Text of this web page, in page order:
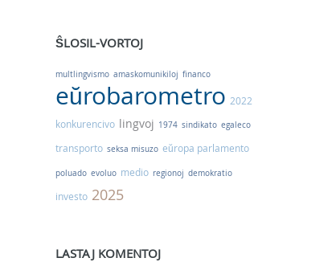
ŜLOSIL-VORTOJ
multlingvismo amaskomunikiloj financo
eŭrobarometro 2022
konkurencivo lingvoj 1974 sindikato egaleco
transporto seksa misuzo eŭropa parlamento
poluado evoluo medio regionoj demokratio
investo 2025
LASTAJ KOMENTOJ